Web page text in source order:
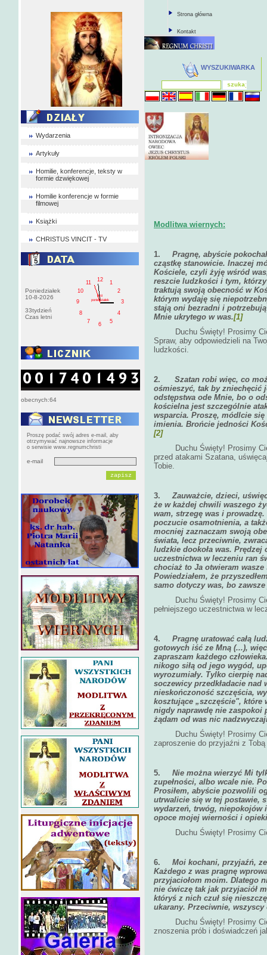
Wydarzenia
Artykuły
Homilie, konferencje, teksty w
formie dzwiękowej
Homilie konferencje w formie
filmowej
Książki
CHRISTUS VINCIT - TV
Poniedziałek
10-8-2026
33tydzień
Czas letni
1
2
3
4
5
6
7
8
9
10
11
12
AM
poniedziałek
obecnych:64
Proszę podać swój adres e-mail, aby
otrzymywać najnowsze informacje
o serwisie www.regnumchristi
e-mail
Strona główna
Kontakt
WYSZUKIWARKA
Modlitwa wiernych:
1. Pragnę, abyście
cząstkę stanowicie. Inaczej
Kościele, czyli żyję wśród
reszcie ludzkości i tym,
traktują swoją obecność w
którym wydaję się
stają oni bezradni i
Mnie ukrytego w was.[1]
Duchu Święty! Prosimy Cię
Spraw, aby odpowiedzieli na
ludzkości.
2.
Szatan robi więc, co
ośmieszyć, tak by zniechęcić
odstępstwa ode Mnie, bo o
kościelna jest szczególnie
wsparcia. Proszę, módlcie
imienia. Brońcie jedności
[2]
Duchu Święty! Prosimy Cię
przed atakami Szatana,
Tobie.
3.Zauważcie, dzieci,
że w każdej chwili waszego
wam, strzegę was i
poczucie osamotnienia, a
mocniej zaznaczam swoją
świata, lecz przeciwnie,
ludzkie dookoła was. Prędzej
uczestnictwa w leczeniu ran
chociaż to Ja otwieram
Powiedziałem, że
samo dotyczy was, bo
Duchu Święty! Prosimy Cię
pełniejszego uczestnictwa w
4. Pragnę uratować całą
gotowych iść ze Mną (...),
zapraszam każdego
nikogo siłą od jego wygód,
wyrozumiały. Tylko cierpię
soczewicy przedkładacie
nieskończoność szczęścia,
kosztujące „szczęście", które
nigdy naprawdę nie zaspokoi
żądam od was nic
Duchu Święty! Prosimy Cię
zaproszenie do przyjaźni z
5. Nie można wierzyć Mi
zupełności, albo wcale nie.
Prosiłem, abyście pozwolili
utrwalicie się w tej postawie,
wydarzeń, trwóg, niepokojów
opoce mojej wierności i
Duchu Święty! Prosimy Cię
6. Moi kochani, przyjaźń,
Każdego z was pragnę
przyjaciołom moim. Dlatego
nie ćwiczę tak jak przyjaciół
któryś z nich czuł się
ukarany. Przeciwnie,
Duchu Święty! Prosimy Cię
znoszenia prób i doświadczeń